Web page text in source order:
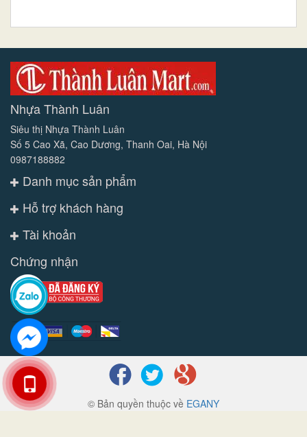
Nhựa Thành Luân
Siêu thị Nhựa Thành Luân
Số 5 Cao Xã, Cao Dương, Thanh Oai, Hà Nội
0987188882
Danh mục sản phẩm
Hỗ trợ khách hàng
Tài khoản
Chứng nhận
© Bản quyền thuộc về EGANY